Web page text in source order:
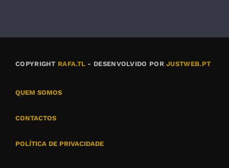
COPYRIGHT RAFA.TL - DESENVOLVIDO PORJUSTWEB.PT
QUEM SOMOS
CONTACTOS
POLÍTICA DE PRIVACIDADE